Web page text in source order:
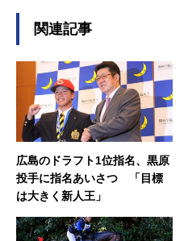
関連記事
広島のドラフト1位指名、黒原
投手に指名あいさつ 「目標
は大きく新人王」